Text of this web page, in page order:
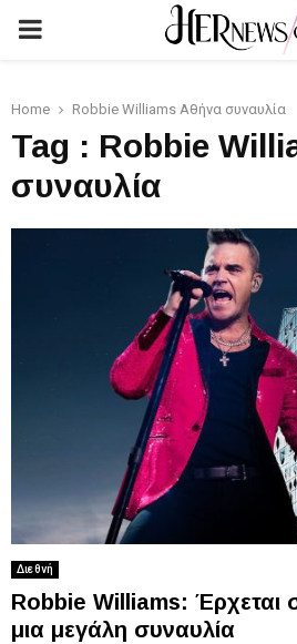
PRIMARY
Home Robbie Williams Αθήνα συναυλία
Tag : Robbie
συναυλία
Διεθνή
Robbie Williams: Έρχεται
μια μεγάλη συναυλία